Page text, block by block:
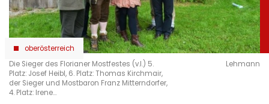
oberösterreich
Die Sieger des Florianer Mostfestes (v.l.) 5.
Platz: Josef Heibl, 6. Platz: Thomas Kirchmair,
der Sieger und Mostbaron Franz Mitterndorfer,
4. Platz: Irene…
Lehmann